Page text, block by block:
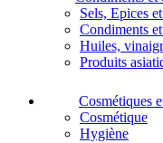
Sels, Epices
Condiments
Huiles,
Produits
Cosmétiques
Cosmétique
Hygiène